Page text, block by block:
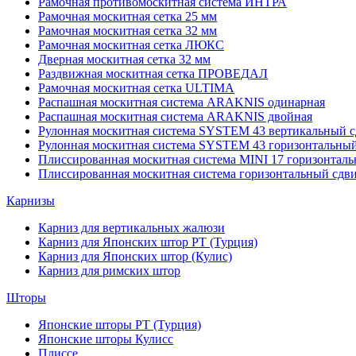
Рамочная москитная сетка 25 мм
Рамочная москитная сетка 32 мм
Рамочная москитная сетка ЛЮКС
Дверная москитная сетка 32 мм
Раздвижная москитная сетка ПРОВЕДАЛ
Рамочная москитная сетка ULTIMA
Распашная москитная система ARAKNIS одинарная
Распашная москитная система ARAKNIS двойная
Рулонная москитная система SYSTEM 43 вертикальный
Рулонная москитная система SYSTEM 43
Плиссированная москитная система MINI 17
Плиссированная москитная система горизонтальный
Карнизы
Карниз для вертикальных жалюзи
Карниз для Японских штор РТ (Турция)
Карниз для Японских штор (Кулис)
Карниз для римских штор
Шторы
Японские шторы РТ (Турция)
Японские шторы Кулисс
Плиссе